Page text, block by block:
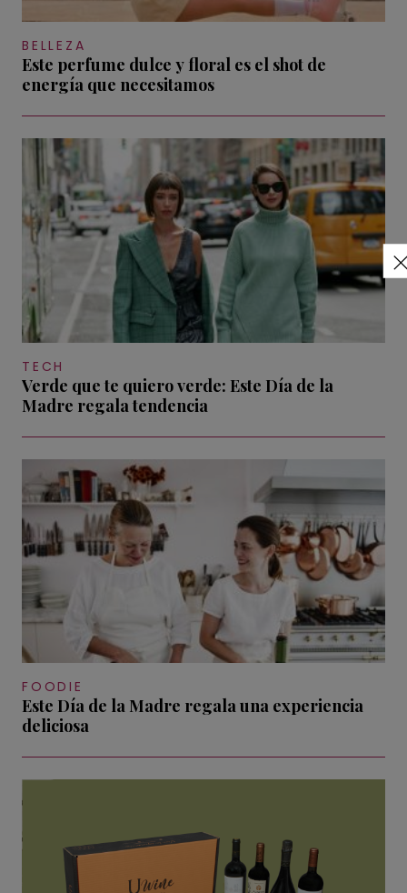
BELLEZA
Este perfume dulce y floral es el shot de
energía que necesitamos
TECH
Verde que te quiero verde: Este Día de la
Madre regala tendencia
FOODIE
Este Día de la Madre regala una experiencia
deliciosa